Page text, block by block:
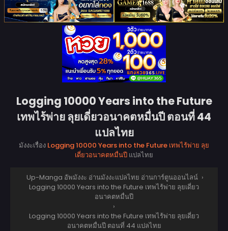
Logging 10000 Years into the Future
เทพไร้พ่าย ลุยเดี่ยวอนาคตหมื่นปี ตอนที่ 44
แปลไทย
มังงะเรื่อง Logging 10000 Years into the Future เทพไร้พ่าย ลุย
เดี่ยวอนาคตหมื่นปี แปลไทย
Up-Manga อัพมังงะ อ่านมังงะแปลไทย อ่านการ์ตูนออนไลน์ ›
Logging 10000 Years into the Future เทพไร้พ่าย ลุยเดี่ยว
อนาคตหมื่นปี
›
Logging 10000 Years into the Future เทพไร้พ่าย ลุยเดี่ยว
อนาคตหมื่นปี ตอนที่ 44 แปลไทย